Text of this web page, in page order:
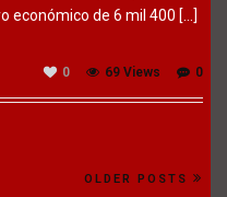
económico de 6 mil 400 […]
0
69 Views
0
OLDER POSTS